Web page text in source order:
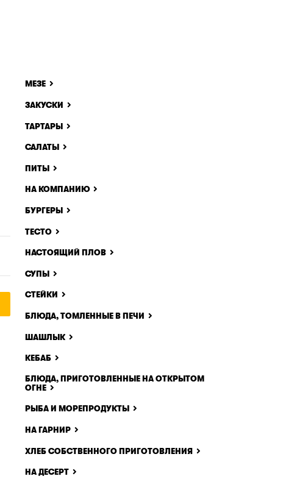
МЕЗЕ
ЗАКУСКИ
ТАРТАРЫ
САЛАТЫ
ПИТЫ
НА КОМПАНИЮ
БУРГЕРЫ
ТЕСТО
НАСТОЯЩИЙ ПЛОВ
СУПЫ
СТЕЙКИ
БЛЮДА, ТОМЛЕННЫЕ В ПЕЧИ
ШАШЛЫК
КЕБАБ
БЛЮДА, ПРИГОТОВЛЕННЫЕ НА ОТКРЫТОМ
ОГНЕ
РЫБА И МОРЕПРОДУКТЫ
НА ГАРНИР
ХЛЕБ СОБСТВЕННОГО ПРИГОТОВЛЕНИЯ
НА ДЕСЕРТ